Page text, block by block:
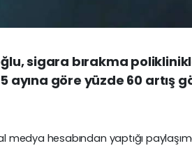
sigara bırakma
ayına göre yüzde 60 artış
medya hesabından yaptığı